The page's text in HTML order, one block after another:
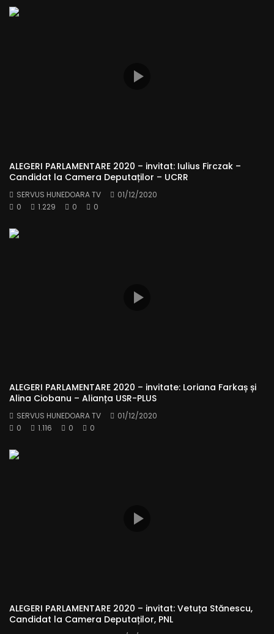
ALEGERI PARLAMENTARE 2020 – invitat: Iulius Firczak –
Candidat la Camera Deputaților – UCRR
SERVUS HUNEDOARA TV
01/12/2020
0
1.229 0 0
ALEGERI PARLAMENTARE 2020 – invitate: Loriana Farkaș și
Alina Ciobanu – Alianța USR-PLUS
SERVUS HUNEDOARA TV
01/12/2020
0
1.116 0 0
ALEGERI PARLAMENTARE 2020 – invitat: Vetuța Stănescu,
Candidat la Camera Deputaților, PNL